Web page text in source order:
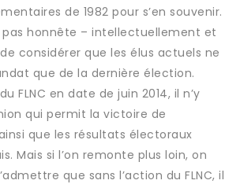
de 1982 pour s’en souvenir.
pas honnête – intellectuellement et
considérer que les élus actuels ne
que de la dernière élection.
FLNC en date de juin 2014, il n’y
qui permit la victoire de
que les résultats électoraux
Mais si l’on remonte plus loin, on
que sans l’action du FLNC, il